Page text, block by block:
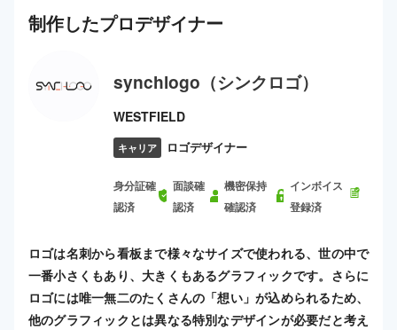
制作したプロデザイナー
synchlogo（シンクロゴ）
WESTFIELD
キャリア ロゴデザイナー
身分証確
認済
面談確
認済
機密保持
確認済
インボイス
登録済
ロゴは名刺から看板まで様々なサイズで使われる、世の中で
一番小さくもあり、大きくもあるグラフィックです。さらに
ロゴには唯一無二のたくさんの「想い」が込められるため、
他のグラフィックとは異なる特別なデザインが必要だと考え